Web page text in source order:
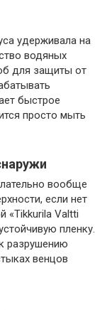
удерживала на
водяных
для защиты от
быстрое
просто мыть
вообще
если нет
«Тikkurila Valtti
пленку.
разрушению
венцов